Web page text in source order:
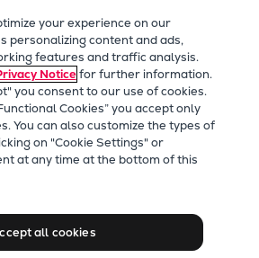
for zero. Und
your experience on our
personalizing content and ads,
features and traffic analysis.
Noticefor further information.
you consent to our use of cookies.
Cookies” you accept only
You can also customize the types of
on "Cookie Settings" or
at any time at the bottom of this
all cookies